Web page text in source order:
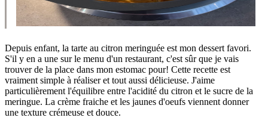
Depuis enfant, la tarte au citron meringuée est mon dessert favori.
S'il y en a une sur le menu d'un restaurant, c'est sûr que je vais
trouver de la place dans mon estomac pour! Cette recette est
vraiment simple à réaliser et tout aussi délicieuse. J'aime
particulièrement l'équilibre entre l'acidité du citron et le sucre de la
meringue. La crème fraiche et les jaunes d'oeufs viennent donner
une texture crémeuse et douce.